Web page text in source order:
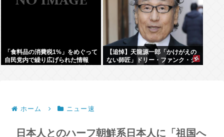
「食料品の消費税1%」をめぐって
自民党内で繰り広げられた情報
【追悼】天龍源一郎「かけがえの
ない師匠」ドリー・ファンク・ジ
ホーム ニュー速
日本人とのハーフ朝鮮系日本人に「祖国へ